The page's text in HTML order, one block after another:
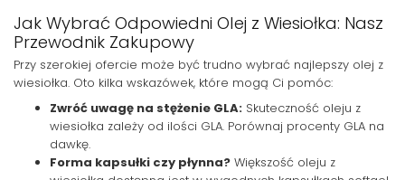
Jak Wybrać Odpowiedni Olej z Wiesiołka: Nasz
Przewodnik Zakupowy
Przy szerokiej ofercie może być trudno wybrać najlepszy olej z
wiesiołka. Oto kilka wskazówek, które mogą Ci pomóc:
Zwróć uwagę na stężenie GLA: Skuteczność oleju z
wiesiołka zależy od ilości GLA. Porównaj procenty GLA na
dawkę.
Forma kapsułki czy płynna? Większość oleju z